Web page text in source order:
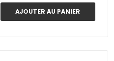
AJOUTER AU PANIER